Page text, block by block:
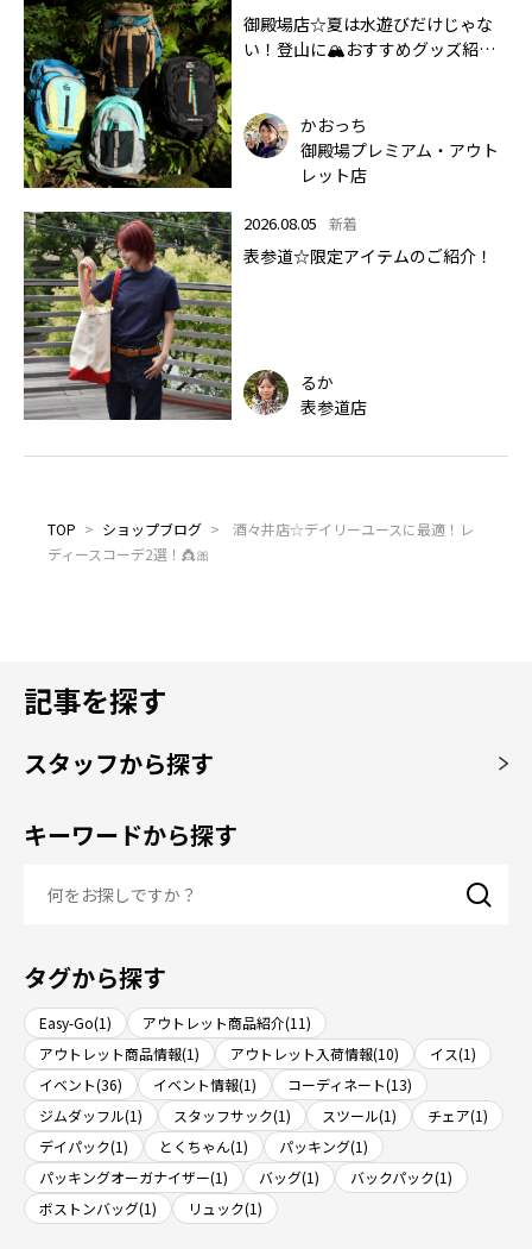
御殿場店☆夏は水遊びだけじゃな
い！登山に🏔おすすめグッズ紹介
かおっち
御殿場プレミアム・アウト
レット店
2026.08.05 新着
表参道☆限定アイテムのご紹介！
るか
表参道店
TOP > ショップブログ >
酒々井店☆デイリーユースに最適！レ
ディースコーデ2選！👸🎀
記事を探す
スタッフから探す
キーワードから探す
タグから探す
Easy-Go(1)
アウトレット商品紹介(11)
アウトレット商品情報(1)
アウトレット入荷情報(10)
イス(1)
イベント(36)
イベント情報(1)
コーディネート(13)
ジムダッフル(1)
スタッフサック(1) スツール(1)
チェア(1)
デイパック(1)
とくちゃん(1)
パッキング(1)
パッキングオーガナイザー(1)
バッグ(1)
バックパック(1)
ボストンバッグ(1)
リュック(1)